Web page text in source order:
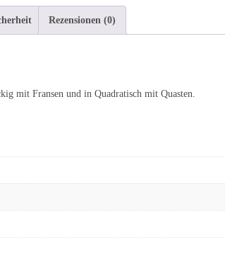
Rezensionen (0)
mit Fransen und in Quadratisch mit Quasten.